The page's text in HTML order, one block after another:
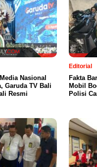
Nasional
Garuda TV Bali
Resmi
Editorial
Fakta
Mobil
Polisi